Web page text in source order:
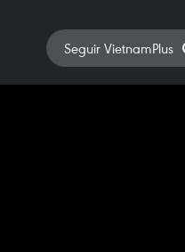
Seguir VietnamPlus